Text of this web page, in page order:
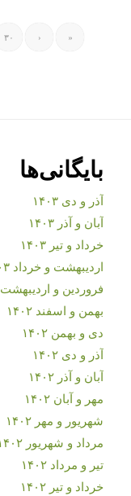
«
‹ ۳۰
بایگانی‌ها
آذر و دی ۱۴۰۳
آبان و آذر ۱۴۰۳
خرداد و تیر ۱۴۰۳
اردیبهشت و خرداد ۱۴۰۳
فروردین و اردیبهشت ۱۴۰۳
بهمن و اسفند ۱۴۰۲
دی و بهمن ۱۴۰۲
آذر و دی ۱۴۰۲
آبان و آذر ۱۴۰۲
مهر و آبان ۱۴۰۲
شهریور و مهر ۱۴۰۲
مرداد و شهریور ۱۴۰۲
تیر و مرداد ۱۴۰۲
خرداد و تیر ۱۴۰۲